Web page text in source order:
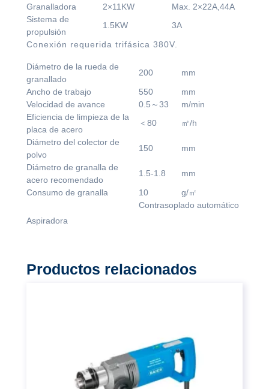
Granalladora
2×11KW
Max. 2×22A,44A
Sistema de
propulsión
1.5KW
3A
Conexión requerida trifásica 380V.
Diámetro de la rueda de
granallado
200
mm
Ancho de trabajo
550
mm
Velocidad de avance
0.5～33
m/min
Eficiencia de limpieza de la
placa de acero
＜80
㎡/h
Diámetro del colector de
polvo
150
mm
Diámetro de granalla de
acero recomendado
1.5-1.8
mm
Consumo de granalla
10 g/㎡
Aspiradora
Contrasoplado automático
Productos relacionados